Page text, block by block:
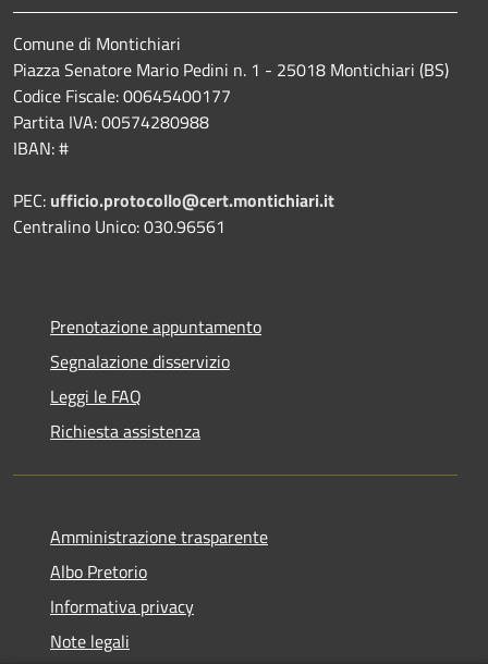
Comune di Montichiari
Piazza Senatore Mario Pedini n. 1 - 25018 Montichiari (BS)
Codice Fiscale: 00645400177
Partita IVA: 00574280988
IBAN: #
PEC: ufficio.protocollo@cert.montichiari.it
Centralino Unico: 030.96561
Prenotazione appuntamento
Segnalazione disservizio
Leggi le FAQ
Richiesta assistenza
Amministrazione trasparente
Albo Pretorio
Informativa privacy
Note legali